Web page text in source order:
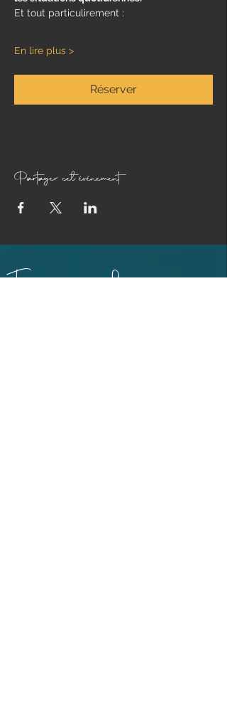
Et tout particulirement :
En lire plus >
Réserver
Partager cet événement
Françoise Luce